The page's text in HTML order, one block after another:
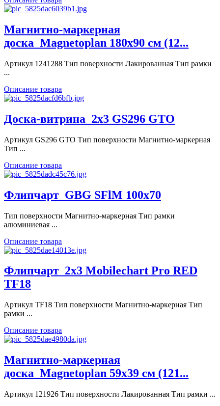
Магнитно-маркерная
доска_Magnetoplan 180x90 см (12...
Артикул 1241288 Тип поверхности Лакированная Тип рамки
...
Описание товара
Доска-витрина_2x3 GS296 GTO
Артикул GS296 GTO Тип поверхности Магнитно-маркерная
Тип ...
Описание товара
Флипчарт_GBG SFlM 100x70
Тип поверхности Магнитно-маркерная Тип рамки
алюминиевая ...
Описание товара
Флипчарт_2x3 Mobilechart Pro RED
TF18
Артикул TF18 Тип поверхности Магнитно-маркерная Тип
рамки ...
Описание товара
Магнитно-маркерная
доска_Magnetoplan 59x39 см (121...
Артикул 121926 Тип поверхности Лакированная Тип рамки ...